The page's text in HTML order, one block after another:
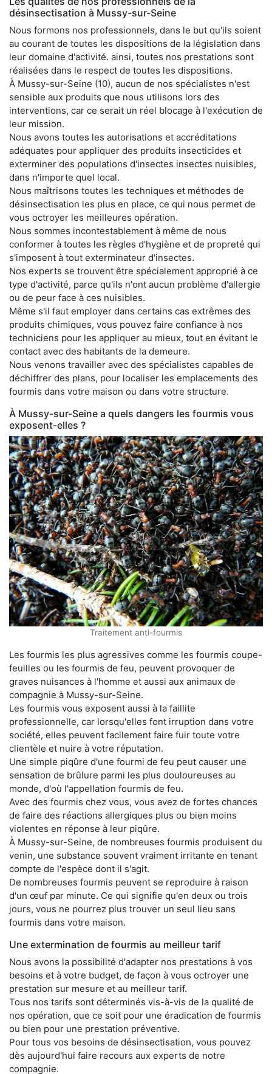
désinsectisation à Mussy-sur-Seine
Nous formons nos professionnels, dans le but qu'ils soient
au courant de toutes les dispositions de la législation dans
leur domaine d'activité. ainsi, toutes nos prestations sont
réalisées dans le respect de toutes les dispositions.
À Mussy-sur-Seine (10), aucun de nos spécialistes n'est
sensible aux produits que nous utilisons lors des
interventions, car ce serait un réel blocage à l'exécution de
leur mission.
Nous avons toutes les autorisations et accréditations
adéquates pour appliquer des produits insecticides et
exterminer des populations d'insectes insectes nuisibles,
dans n'importe quel local.
Nous maîtrisons toutes les techniques et méthodes de
désinsectisation les plus en place, ce qui nous permet de
vous octroyer les meilleures opération.
Nous sommes incontestablement à même de nous
conformer à toutes les règles d'hygiène et de propreté qui
s'imposent à tout exterminateur d'insectes.
Nos experts se trouvent être spécialement approprié à ce
type d'activité, parce qu'ils n'ont aucun problème d'allergie
ou de peur face à ces nuisibles.
Même s'il faut employer dans certains cas extrêmes des
produits chimiques, vous pouvez faire confiance à nos
techniciens pour les appliquer au mieux, tout en évitant le
contact avec des habitants de la demeure.
Nous venons travailler avec des spécialistes capables de
déchiffrer des plans, pour localiser les emplacements des
fourmis dans votre maison ou dans votre structure.
À Mussy-sur-Seine a quels dangers les fourmis vous
exposent-elles ?
Traitement anti-fourmis
Les fourmis les plus agressives comme les fourmis coupe-
feuilles ou les fourmis de feu, peuvent provoquer de
graves nuisances à l'homme et aussi aux animaux de
compagnie à Mussy-sur-Seine.
Les fourmis vous exposent aussi à la faillite
professionnelle, car lorsqu'elles font irruption dans votre
société, elles peuvent facilement faire fuir toute votre
clientèle et nuire à votre réputation.
Une simple piqûre d'une fourmi de feu peut causer une
sensation de brûlure parmi les plus douloureuses au
monde, d'où l'appellation fourmis de feu.
Avec des fourmis chez vous, vous avez de fortes chances
de faire des réactions allergiques plus ou bien moins
violentes en réponse à leur piqûre.
À Mussy-sur-Seine, de nombreuses fourmis produisent du
venin, une substance souvent vraiment irritante en tenant
compte de l'espèce dont il s'agit.
De nombreuses fourmis peuvent se reproduire à raison
d'un œuf par minute. Ce qui signifie qu'en deux ou trois
jours, vous ne pourrez plus trouver un seul lieu sans
fourmis dans votre maison.
Une extermination de fourmis au meilleur tarif
Nous avons la possibilité d'adapter nos prestations à vos
besoins et à votre budget, de façon à vous octroyer une
prestation sur mesure et au meilleur tarif.
Tous nos tarifs sont déterminés vis-à-vis de la qualité de
nos opération, que ce soit pour une éradication de fourmis
ou bien pour une prestation préventive.
Pour tous vos besoins de désinsectisation, vous pouvez
dès aujourd'hui faire recours aux experts de notre
compagnie.